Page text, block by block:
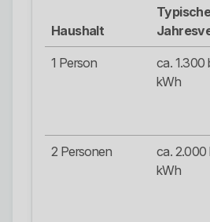
Haushalt
1 Person
ca. 1.300
kWh
2 Personen
ca. 2.000
kWh